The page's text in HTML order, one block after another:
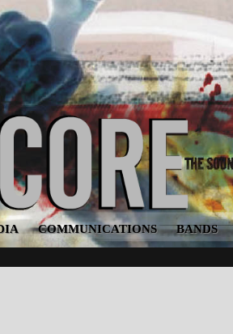
COMMUNICATIONS BANDS